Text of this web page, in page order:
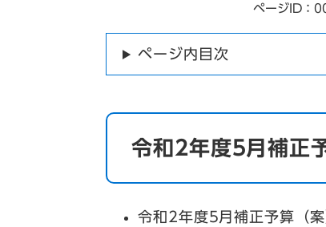
ページID：
ページ内目次
令和2年度5月補正
令和2年度5月補正予算（